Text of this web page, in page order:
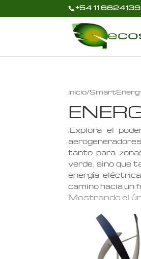
+54 11
Inicio/
¡Explora el
tanto para
verde, sino que
energía
camino hacia un
Mostrando el